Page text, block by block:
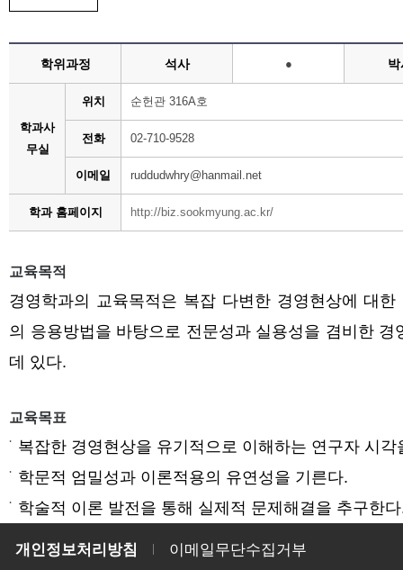
학위과정 석사 ● 박
학과사
무실
위치 순헌관 316A호
전화 02-710-9528
이메일 ruddudwhry@hanmail.net
학과 홈페이지 http://biz.sookmyung.ac.kr/
교육목적
경영학과의 교육목적은 복잡 다변한 경영현상에 대
의 응용방법을 바탕으로 전문성과 실용성을 겸비한 경
데 있다.
교육목표
복잡한 경영현상을 유기적으로 이해하는 연구자 시각
학문적 엄밀성과 이론적용의 유연성을 기른다.
학술적 이론 발전을 통해 실제적 문제해결을 추구한
개인정보처리방침 이메일무단수집거부